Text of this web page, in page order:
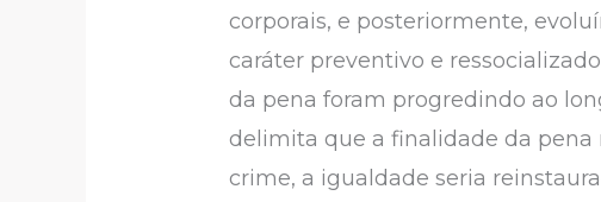
corporais, e posteriormente,
caráter preventivo e
da pena foram progredindo ao
delimita que a finalidade da pena
crime, a igualdade seria